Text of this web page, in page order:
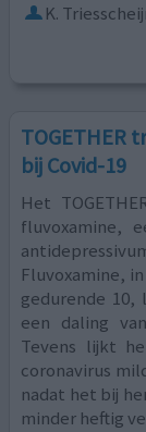
K.
TOGETHER
bij Covid-19
Het
fluvoxamine,
Fluvoxamine,
gedurende 10,
een daling
Tevens lijkt
coronavirus
nadat het bij
minder heftig